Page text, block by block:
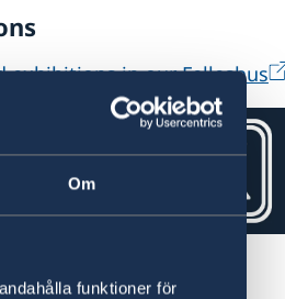
Om
funktioner för
exhibitions in our Felleshus